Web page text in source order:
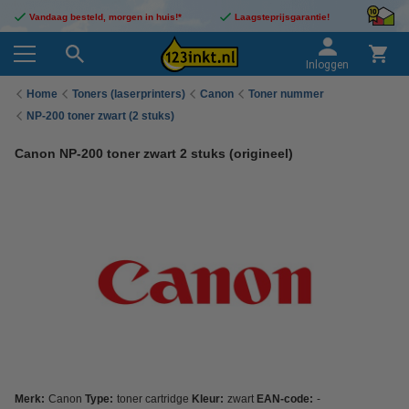
Vandaag besteld, morgen in huis!* Laagsteprijsgarantie!
Inloggen
Home Toners (laserprinters) Canon
Toner nummer
NP-200 toner zwart (2 stuks)
Canon NP-200 toner zwart 2 stuks (origineel)
Merk: Canon Type: toner cartridge Kleur: zwart EAN-code: -